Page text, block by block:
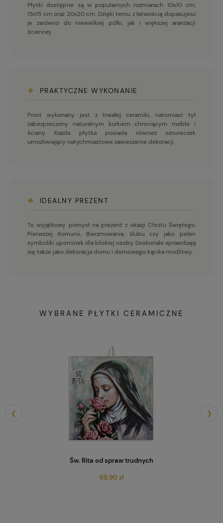
Płytki dostępne są w popularnych rozmiarach 10x10 cm,
15x15 cm oraz 20x20 cm. Dzięki temu z łatwością dopasujesz
je zarówno do niewielkiej półki, jak i większej aranżacji
ściennej.
❖ PRAKTYCZNE WYKONANIE
Front wykonany jest z trwałej ceramiki, natomiast tył
zabezpieczony naturalnym korkiem chroniącym meble i
ściany. Każda płytka posiada również sznureczek
umożliwiający natychmiastowe zawieszenie dekoracji.
❖ IDEALNY PREZENT
To wyjątkowy pomysł na prezent z okazji Chrztu Świętego,
Pierwszej Komunii, Bierzmowania, ślubu czy jako pełen
symboliki upominek dla bliskiej osoby. Doskonale sprawdzają
się także jako dekoracja domu i domowego kącika modlitwy.
WYBRANE PŁYTKI CERAMICZNE
Św. Rita od spraw trudnych
69,90 zł
❮ ❯